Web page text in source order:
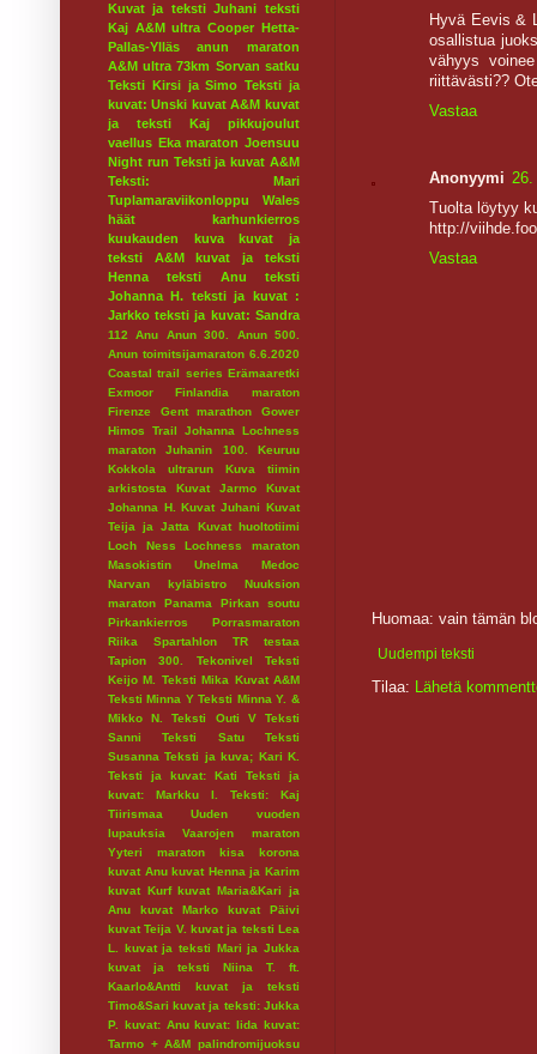
Hyvä Eevis &
osallistua
vähyys
riittävästi??
Vastaa
Anonyymi 26.
Tuolta löytyy
http://
Vastaa
Huomaa: vain tämän
Uudempi teksti
Tilaa: Lähetä
Kuvat ja teksti Juhani teksti
Kaj A&M ultra Cooper Hetta-
Pallas-Ylläs
anun maraton
A&M ultra 73km Sorvan satku
Teksti Kirsi ja Simo Teksti ja
kuvat: Unski kuvat A&M kuvat
ja teksti Kaj
pikkujoulut
vaellus Eka maraton Joensuu
Night run Teksti ja kuvat A&M
Teksti: Mari
Tuplamaraviikonloppu
Wales
häät
karhunkierros
kuukauden kuva
kuvat ja
teksti A&M
kuvat ja teksti
Henna
teksti Anu
teksti
Johanna H. teksti ja kuvat :
Jarkko teksti ja kuvat: Sandra
112 Anu Anun 300.
Anun 500.
Anun toimitsijamaraton 6.6.2020
Coastal trail series Erämaaretki
Exmoor
Finlandia maraton
Firenze
Gent marathon
Gower
Himos Trail
Johanna Lochness
maraton
Juhanin 100.
Keuruu
Kokkola ultrarun
Kuva tiimin
arkistosta
Kuvat Jarmo
Kuvat
Johanna H.
Kuvat Juhani Kuvat
Teija ja Jatta
Kuvat huoltotiimi
Loch Ness
Lochness maraton
Masokistin Unelma
Medoc
Narvan kyläbistro
Nuuksion
maraton
Panama
Pirkan soutu
Pirkankierros
Porrasmaraton
Riika
Spartahlon
TR testaa
Tapion 300.
Tekonivel
Teksti
Keijo M.
Teksti Mika Kuvat A&M
Teksti Minna Y Teksti Minna Y. &
Mikko N.
Teksti Outi V
Teksti
Sanni
Teksti Satu
Teksti
Susanna Teksti ja kuva; Kari K.
Teksti ja kuvat: Kati
Teksti ja
kuvat: Markku I.
Teksti: Kaj
Tiirismaa
Uuden vuoden
lupauksia
Vaarojen maraton
Yyteri maraton
kisa
korona
kuvat Anu kuvat Henna ja Karim
kuvat Kurf kuvat Maria&Kari ja
Anu
kuvat Marko
kuvat Päivi
kuvat Teija V. kuvat ja teksti Lea
L.
kuvat ja teksti Mari ja Jukka
kuvat ja teksti Niina T. ft.
Kaarlo&Antti
kuvat ja teksti
Timo&Sari kuvat ja teksti: Jukka
P.
kuvat: Anu kuvat: Iida kuvat:
Tarmo + A&M palindromijuoksu